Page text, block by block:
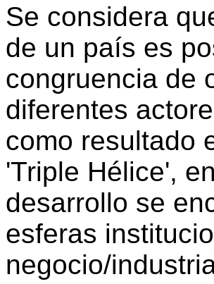
Se considera
de un país es
congruencia de
diferentes
como resultado
'Triple Hélice',
desarrollo se
esferas
negocio/